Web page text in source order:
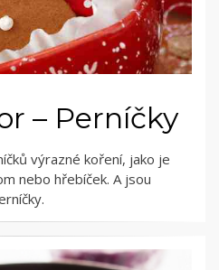
– Perníčky
výrazné koření, jako je
nebo hřebíček. A jsou